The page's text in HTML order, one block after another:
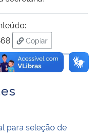
Copiar
para área de
para seleção de